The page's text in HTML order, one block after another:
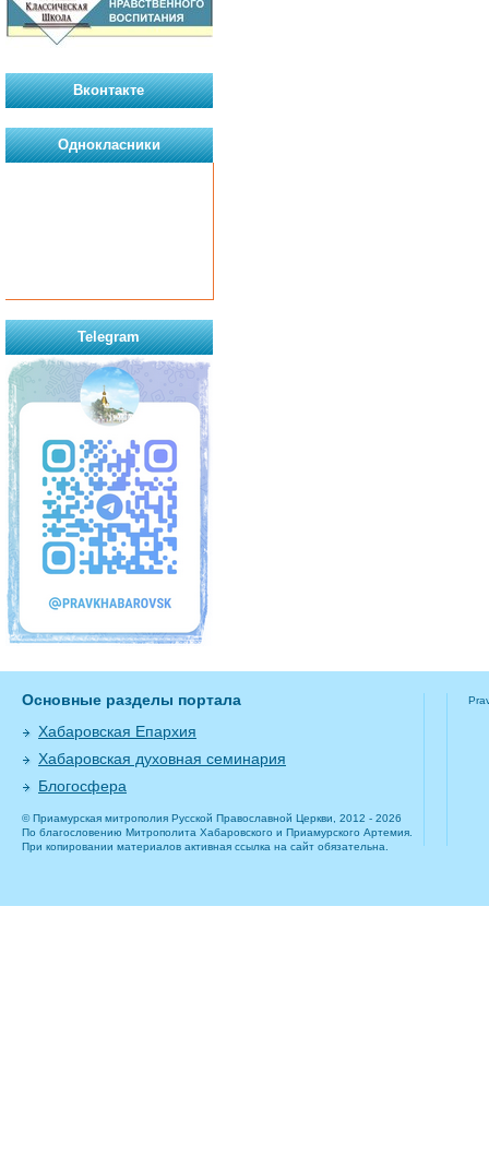
Вконтакте
Однокласники
Telegram
Основные разделы портала
Хабаровская Епархия
Хабаровская духовная семинария
Блогосфера
© Приамурская митрополия Русской Православной Церкви, 2012 - 2026
По благословению Митрополита Хабаровского и Приамурского Артемия.
При копировании материалов активная ссылка на сайт обязательна.